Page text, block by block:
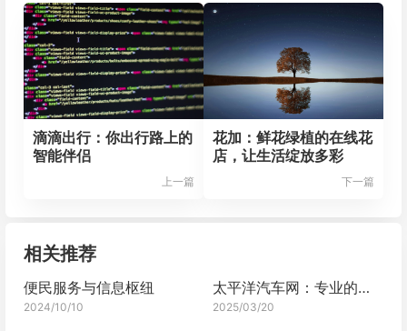
滴滴出行：你出行路上的
智能伴侣
上一篇
花加：鲜花绿植的在线花
店，让生活绽放多彩
下一篇
相关推荐
便民服务与信息枢纽
2024/10/10
太平洋汽车网：专业的汽车资讯网站
2025/03/20